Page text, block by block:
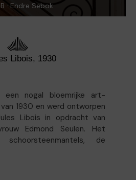
· Endre Sebok
Libois, 1930
een nogal bloemrijke art-
1930 en werd ontworpen
Libois in opdracht van
Edmond Seulen. Het
schoorsteenmantels, de
in-lood die voor een
zorgen, zijn allemaal